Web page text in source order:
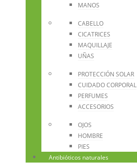
MANOS
CABELLO
CICATRICES
MAQUILLAJE
UÑAS
PROTECCIÓN SOLAR
CUIDADO CORPORAL
PERFUMES
ACCESORIOS
OJOS
HOMBRE
PIES
Antibióticos naturales